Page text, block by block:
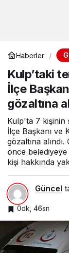
Haberler
Kulp’taki
İlçe
gözaltına
Kulp'ta 7 kişinin
İlçe Başkanı ve
gözaltına
önce
kişi hakkında
Güncel
0dk, 46sn